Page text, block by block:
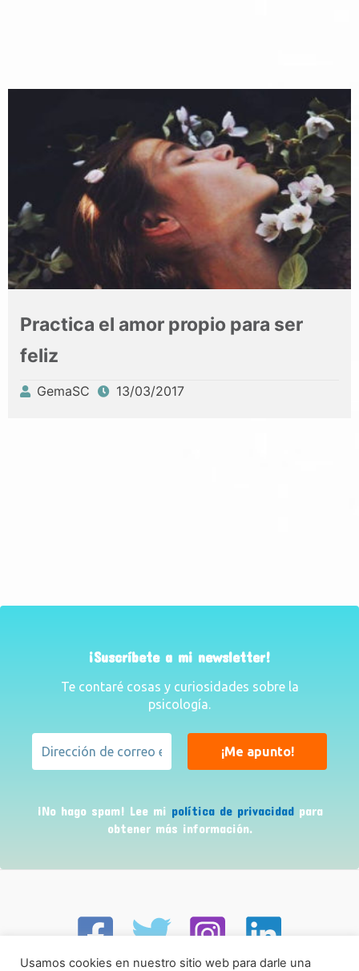
Practica el amor propio para ser
feliz
Publicado
GemaSC 13/03/2017
¡Suscríbete a mi newsletter!
Te contaré cosas y curiosidades sobre la
psicología.
¡No hago spam! Lee mi política de privacidadpara
obtener más información.
Usamos cookies en nuestro sitio web para darle una